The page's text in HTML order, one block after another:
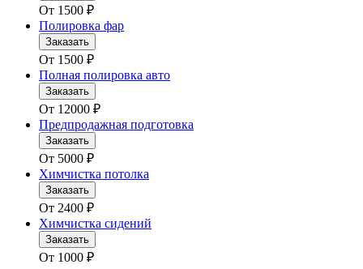
От 1500 ₽
Полировка фар
Заказать
От 1500 ₽
Полная полировка авто
Заказать
От 12000 ₽
Предпродажная подготовка
Заказать
От 5000 ₽
Химчистка потолка
Заказать
От 2400 ₽
Химчистка сидений
Заказать
От 1000 ₽